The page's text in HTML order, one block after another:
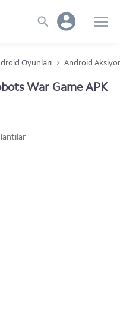
Oyunları Android
War Game APK